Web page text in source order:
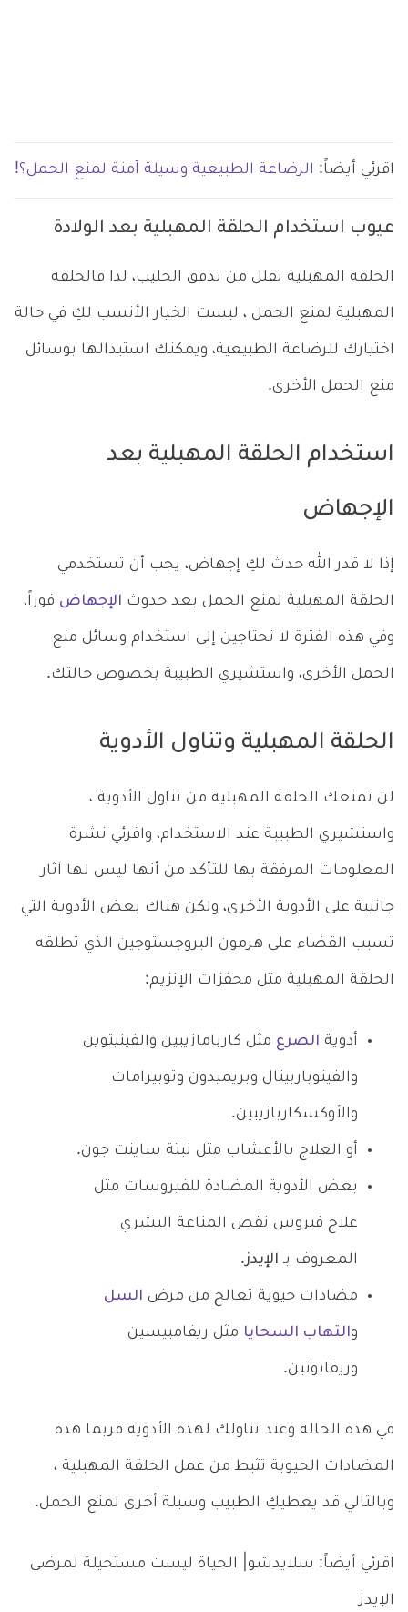
اقرئي أيضاً: الرضاعة الطبيعية وسيلة آمنة لمنع الحمل؟!
عيوب استخدام الحلقة المهبلية بعد الولادة
الحلقة المهبلية تقلل من تدفق الحليب، لذا فالحلقة
المهبلية لمنع الحمل ، ليست الخيار الأنسب لكِ في حالة
اختيارك للرضاعة الطبيعية، ويمكنك استبدالها بوسائل
منع الحمل الأخرى.
استخدام الحلقة المهبلية بعد
الإجهاض
إذا لا قدر الله حدث لكِ إجهاض، يجب أن تستخدمي
الحلقة المهبلية لمنع الحمل بعد حدوث الإجهاض فوراً،
وفي هذه الفترة لا تحتاجين إلى استخدام وسائل منع
الحمل الأخرى، واستشيري الطبيبة بخصوص حالتك.
الحلقة المهبلية وتناول الأدوية
لن تمنعك الحلقة المهبلية من تناول الأدوية ،
واستشيري الطبيبة عند الاستخدام، واقرئي نشرة
المعلومات المرفقة بها للتأكد من أنها ليس لها آثار
جانبية على الأدوية الأخرى، ولكن هناك بعض الأدوية التي
تسبب القضاء على هرمون البروجستوجين الذي تطلقه
الحلقة المهبلية مثل محفزات الإنزيم:
أدوية الصرع مثل كاربامازيبين والفينيتوين
والفينوباربيتال وبريميدون وتوبيرامات
والأوكسكاربازيبين.
أو العلاج بالأعشاب مثل نبتة ساينت جون.
بعض الأدوية المضادة للفيروسات مثل
علاج فيروس نقص المناعة البشري
المعروف بـ الإيدز.
مضادات حيوية تعالج من مرض السل
والتهاب السحايا مثل ريفامبيسين
وريفابوتين.
في هذه الحالة وعند تناولك لهذه الأدوية فربما هذه
المضادات الحيوية تثبط من عمل الحلقة المهبلية ،
وبالتالي قد يعطيكِ الطبيب وسيلة أخرى لمنع الحمل.
اقرئي أيضاً: سلايدشو| الحياة ليست مستحيلة لمرضى
الإيدز